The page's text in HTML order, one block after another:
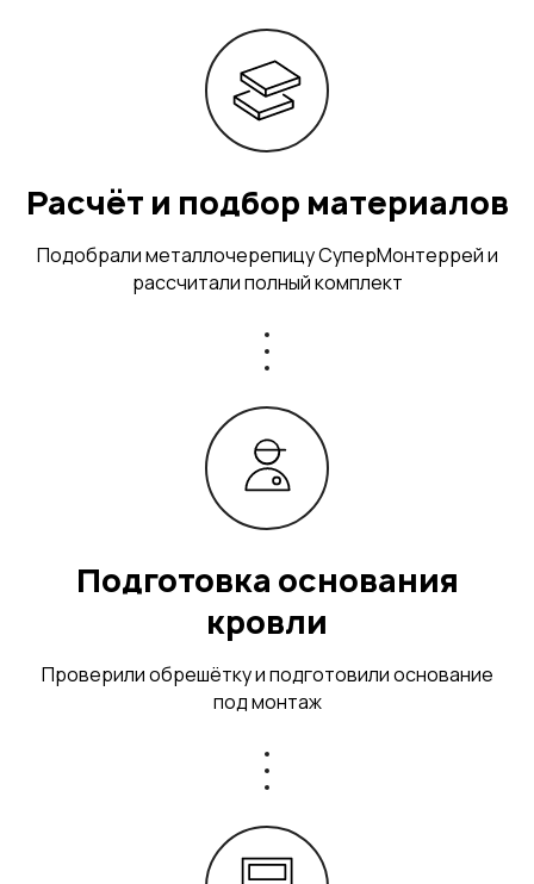
Расчёт и подбор материалов
Подобрали металлочерепицу СуперМонтеррей и
рассчитали полный комплект
Подготовка основания
кровли
Проверили обрешётку и подготовили основание
под монтаж